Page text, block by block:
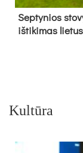
Sep­ty­nios
iš­ti­ki­mas lie­tus
Kultūra